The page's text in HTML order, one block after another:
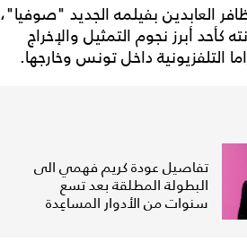
العابدين بفيلمه الجديد "صوفيا"،
أبرز نجوم التمثيل والإخراج
التلفزيونية داخل تونس وخارجها.
تفاصيل عودة كريم فهمي الى
البطولة المطلقة بعد تسع
سنوات من الأدوار المساعِدة